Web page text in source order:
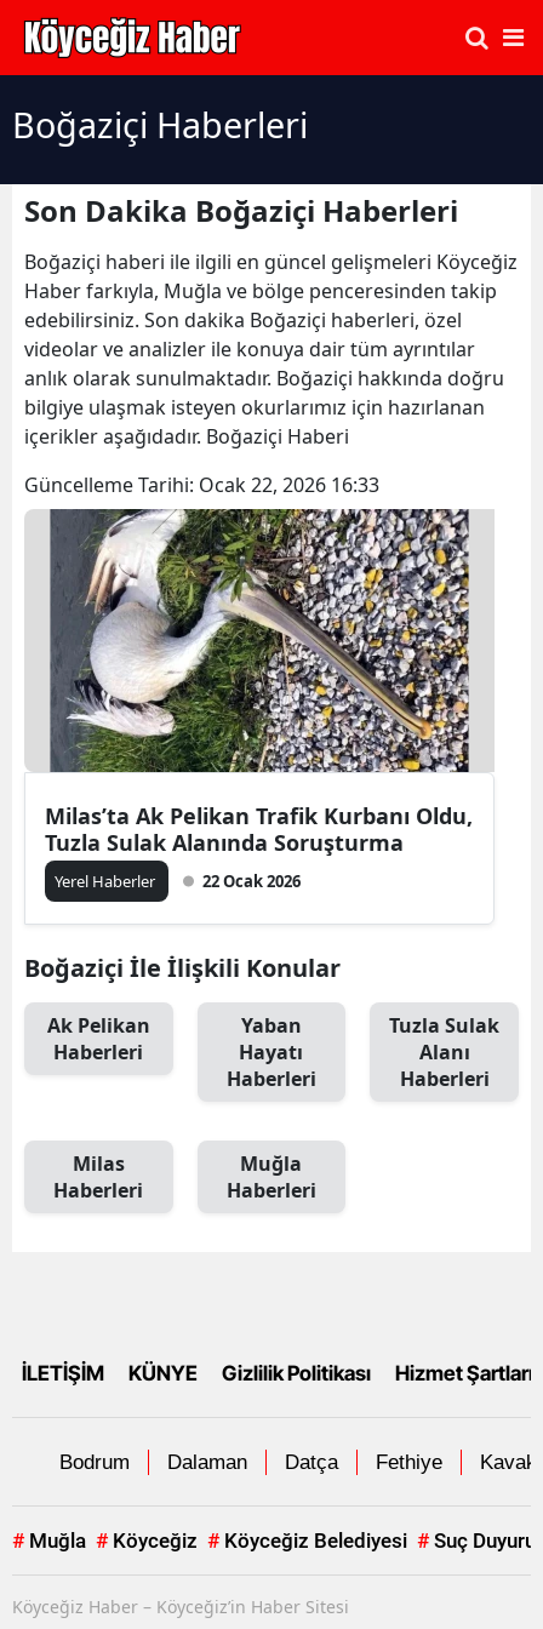
Boğaziçi Haberleri
Son Dakika Boğaziçi Haberleri
Boğaziçi haberi ile ilgili en güncel gelişmeleri Köyceğiz
Haber farkıyla, Muğla ve bölge penceresinden takip
edebilirsiniz. Son dakika Boğaziçi haberleri, özel
videolar ve analizler ile konuya dair tüm ayrıntılar
anlık olarak sunulmaktadır. Boğaziçi hakkında doğru
bilgiye ulaşmak isteyen okurlarımız için hazırlanan
içerikler aşağıdadır. Boğaziçi Haberi
Güncelleme Tarihi: Ocak 22, 2026 16:33
Milas’ta Ak Pelikan Trafik Kurbanı Oldu,
Tuzla Sulak Alanında Soruşturma
Yerel Haberler 22 Ocak 2026
Boğaziçi İle İlişkili Konular
Ak Pelikan
Haberleri
Yaban
Hayatı
Haberleri
Tuzla Sulak
Alanı
Haberleri
Milas
Haberleri
Muğla
Haberleri
İLETİŞİM KÜNYE Gizlilik Politikası Hizmet Şartları
Bodrum Dalaman Datça Fethiye
# Muğla # Köyceğiz # Köyceğiz Belediyesi # Suç
Köyceğiz Haber – Köyceğiz’in Haber Sitesi